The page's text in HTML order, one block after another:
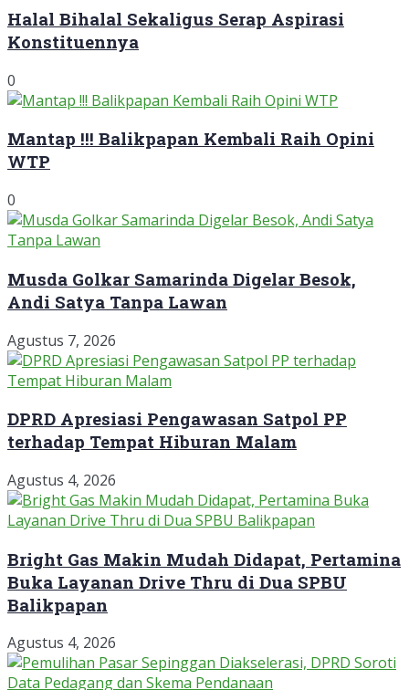
Halal Bihalal Sekaligus Serap Aspirasi
Konstituennya
0
Mantap !!! Balikpapan Kembali Raih Opini
WTP
0
Musda Golkar Samarinda Digelar Besok,
Andi Satya Tanpa Lawan
Agustus 7, 2026
DPRD Apresiasi Pengawasan Satpol PP
terhadap Tempat Hiburan Malam
Agustus 4, 2026
Bright Gas Makin Mudah Didapat, Pertamina
Buka Layanan Drive Thru di Dua SPBU
Balikpapan
Agustus 4, 2026